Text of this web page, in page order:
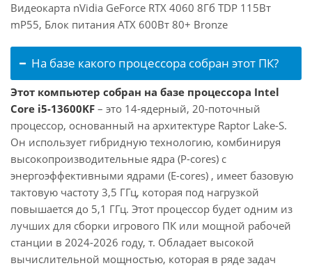
Видеокарта nVidia GeForce RTX 4060 8Гб TDP 115Вт
mP55, Блок питания ATX 600Вт 80+ Bronze
На базе какого процессора собран этот ПК?
Этот компьютер собран на базе процессора Intel
Core i5-13600KF – это 14-ядерный, 20-поточный
процессор, основанный на архитектуре Raptor Lake-S.
Он использует гибридную технологию, комбинируя
высокопроизводительные ядра (P-cores) с
энергоэффективными ядрами (E-cores) , имеет базовую
тактовую частоту 3,5 ГГц, которая под нагрузкой
повышается до 5,1 ГГц. Этот процессор будет одним из
лучших для сборки игрового ПК или мощной рабочей
станции в 2024-2026 году, т. Обладает высокой
вычислительной мощностью, которая в ряде задач